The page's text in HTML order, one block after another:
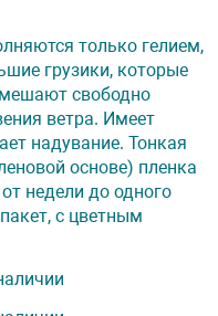
только гелием,
грузики, которые
свободно
ветра. Имеет
надувание. Тонкая
основе) пленка
недели до одного
с цветным